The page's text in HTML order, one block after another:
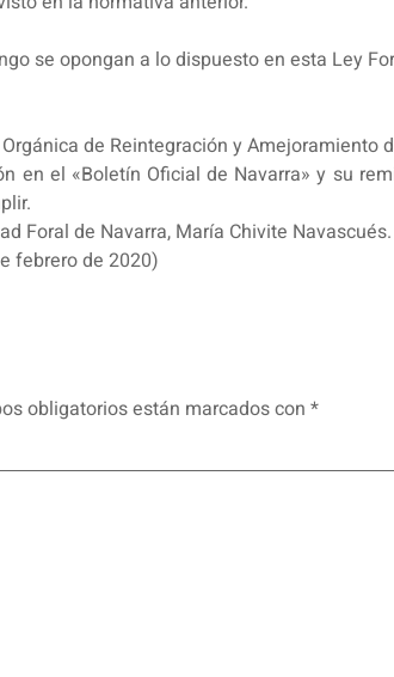
se opongan a lo dispuesto en esta Ley
de Reintegración y Amejoramiento
en el «Boletín Oficial de Navarra» y su
Foral de Navarra, María Chivite Navascués.
febrero de 2020)
obligatorios están marcados con *